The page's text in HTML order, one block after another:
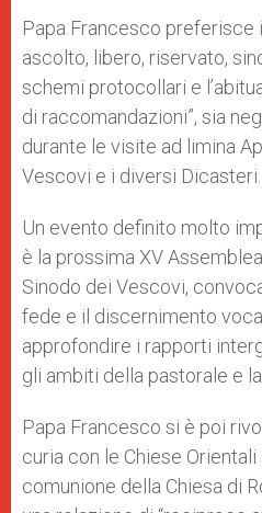
Papa Francesco preferisce
ascolto, libero, riservato,
schemi protocollari e
di raccomandazioni”, sia
durante le visite ad limina
Vescovi e i diversi Dicasteri.
Un evento definito molto
è la prossima XV
Sinodo dei Vescovi,
fede e il discernimento
approfondire i rapporti
gli ambiti della pastorale e
Papa Francesco si è poi
curia con le Chiese
comunione della Chiesa di